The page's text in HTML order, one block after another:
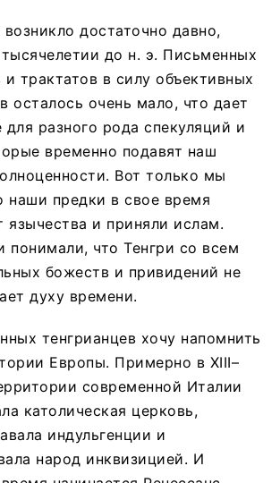
возникло достаточно давно,
до н. э. Письменных
и трактатов в силу объективных
осталось очень мало, что дает
разного рода спекуляций и
временно подавят наш
Вот только мы
наши предки в свое время
язычества и приняли ислам.
понимали, что Тенгри со всем
божеств и привидений не
духу времени.
тенгрианцев хочу напомнить
Европы. Примерно в XIII–
современной Италии
католическая церковь,
индульгенции и
народ инквизицией. И